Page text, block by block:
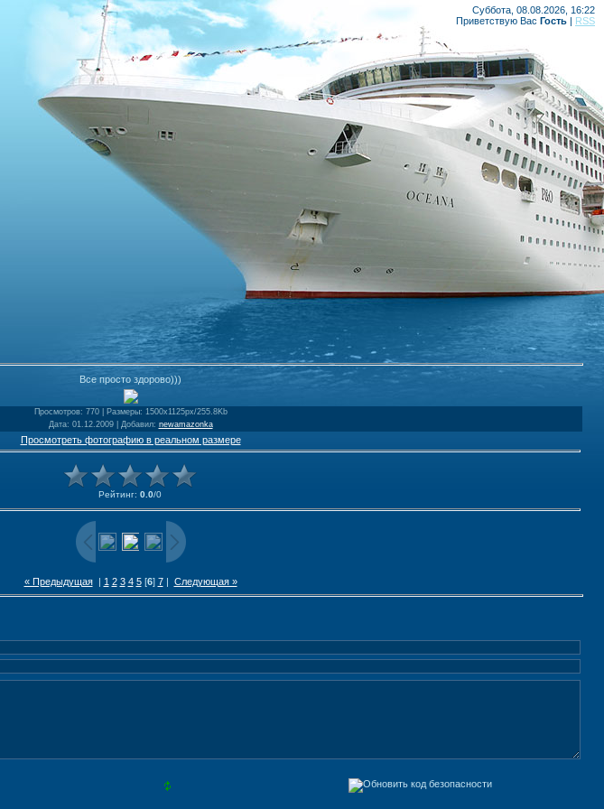
Суббота, 08.08.2026, 16:22
Приветствую Вас Гость | RSS
Все просто здорово)))
Просмотров: 770 | Размеры: 1500x1125px/255.8Kb
Дата: 01.12.2009 | Добавил: newamazonka
Просмотреть фотографию в реальном размере
Рейтинг: 0.0/0
« Предыдущая| 1 2 3 4 5[6] 7| Следующая »